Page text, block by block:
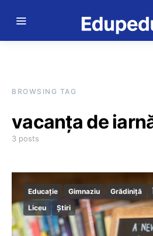
BROWSING TAG
vacanța de
3 posts
Educație Gimnaziu Grădiniță
Liceu
Știri